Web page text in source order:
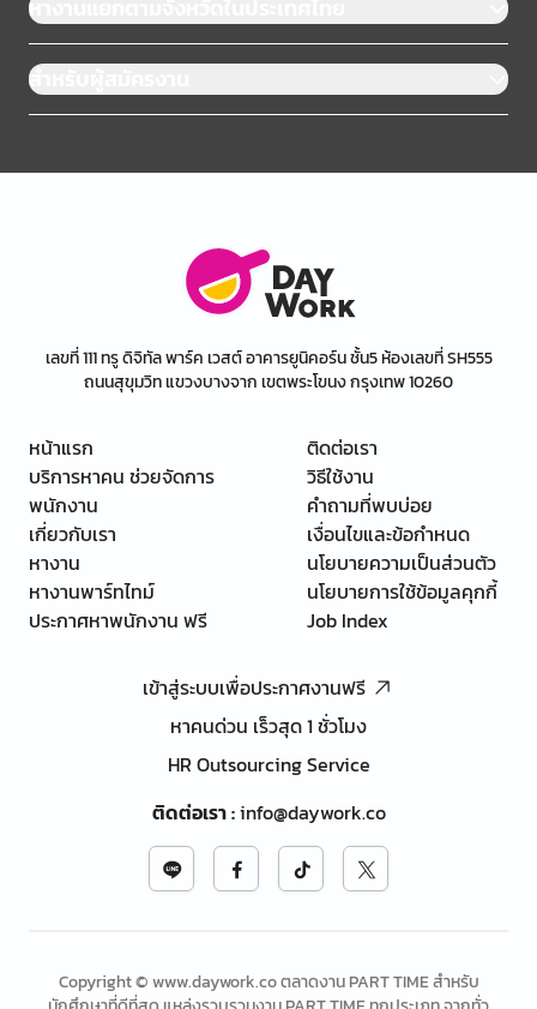
หางานแยกตามจังหวัดในประเทศไทย
สำหรับผู้สมัครงาน
เลขที่ 111 ทรู ดิจิทัล พาร์ค เวสต์ อาคารยูนิคอร์น ชั้น5 ห้องเลขที่ SH555
ถนนสุขุมวิท แขวงบางจาก เขตพระโขนง กรุงเทพ 10260
หน้าแรก
บริการหาคน ช่วยจัดการ
พนักงาน
เกี่ยวกับเรา
หางาน
หางานพาร์ทไทม์
ประกาศหาพนักงาน ฟรี
ติดต่อเรา
วิธีใช้งาน
คำถามที่พบบ่อย
เงื่อนไขและข้อกำหนด
นโยบายความเป็นส่วนตัว
นโยบายการใช้ข้อมูลคุกกี้
Job Index
เข้าสู่ระบบเพื่อประกาศงานฟรี
หาคนด่วน เร็วสุด 1 ชั่วโมง
HR Outsourcing Service
ติดต่อเรา:info@daywork.co
Copyright © www.daywork.co ตลาดงาน PART TIME สำหรับ